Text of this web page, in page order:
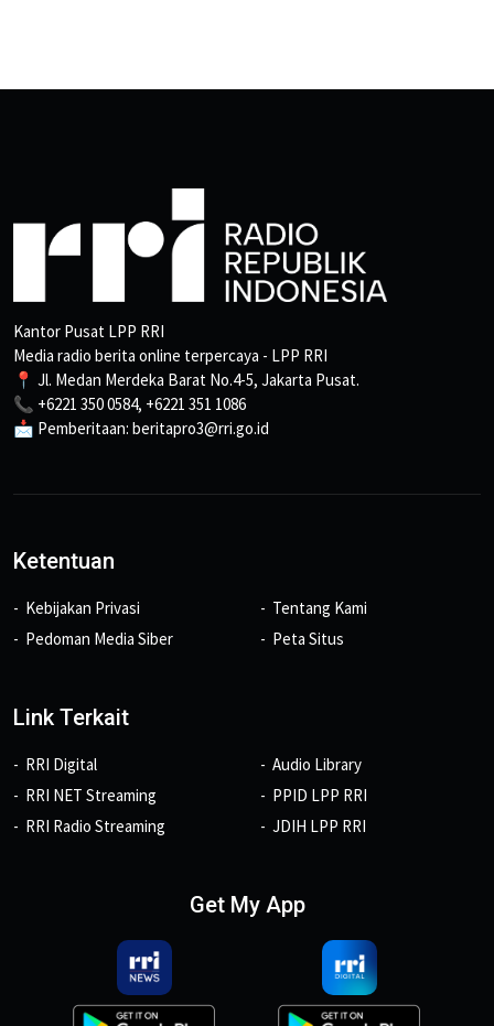
Kantor Pusat LPP RRI
Media radio berita online terpercaya - LPP RRI
📍 Jl. Medan Merdeka Barat No.4-5, Jakarta Pusat.
📞 +6221 350 0584, +6221 351 1086
📩 Pemberitaan: beritapro3@rri.go.id
Ketentuan
Kebijakan Privasi
Pedoman Media Siber
Tentang Kami
Peta Situs
Link Terkait
RRI Digital
RRI NET Streaming
RRI Radio Streaming
Audio Library
PPID LPP RRI
JDIH LPP RRI
Get My App